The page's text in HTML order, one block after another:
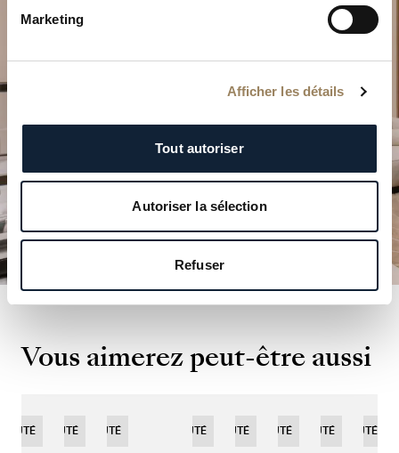
Marketing
Afficher les détails
Tout autoriser
Autoriser la sélection
Refuser
Explorez nos créations horlogères dans l’une de nos
Vous aimerez peut-être aussi
NOUVEAUTÉNOUVEAUTÉ NOUVEAUTÉNOUVEAUTÉ
EDITION
NOUVEAUTÉ
EDITION
NOUVEAUTÉNOUVEAUTÉ
NOUVEAUTÉ